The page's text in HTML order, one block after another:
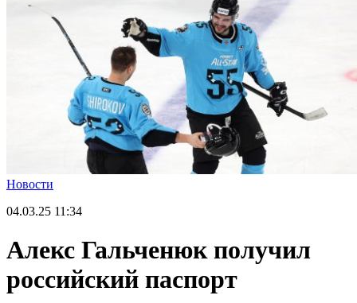
Новости
04.03.25 11:34
Алекс Гальченюк получил
российский паспорт